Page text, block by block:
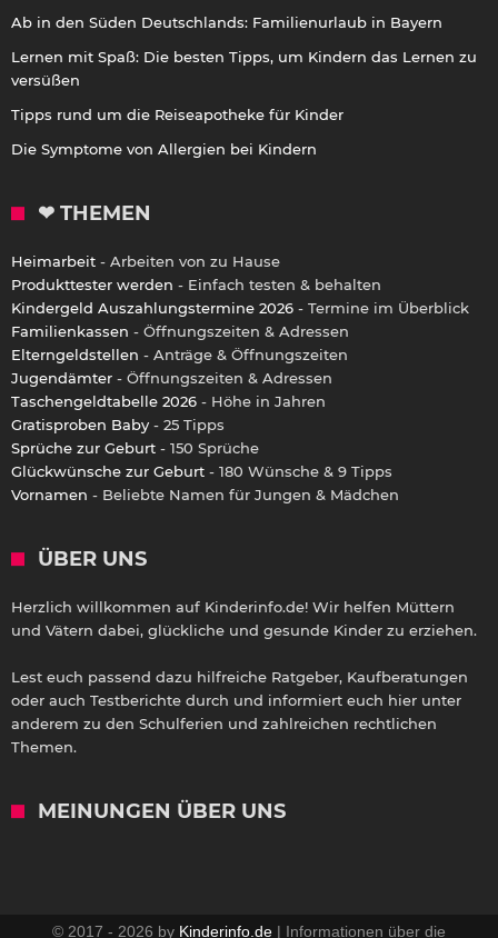
Ab in den Süden Deutschlands: Familienurlaub in Bayern
Lernen mit Spaß: Die besten Tipps, um Kindern das Lernen zu
versüßen
Tipps rund um die Reiseapotheke für Kinder
Die Symptome von Allergien bei Kindern
❤ THEMEN
Heimarbeit - Arbeiten von zu Hause
Produkttester werden - Einfach testen & behalten
Kindergeld Auszahlungstermine 2026 - Termine im Überblick
Familienkassen - Öffnungszeiten & Adressen
Elterngeldstellen - Anträge & Öffnungszeiten
Jugendämter - Öffnungszeiten & Adressen
Taschengeldtabelle 2026 - Höhe in Jahren
Gratisproben Baby - 25 Tipps
Sprüche zur Geburt - 150 Sprüche
Glückwünsche zur Geburt - 180 Wünsche & 9 Tipps
Vornamen - Beliebte Namen für Jungen & Mädchen
ÜBER UNS
Herzlich willkommen auf Kinderinfo.de! Wir helfen Müttern
und Vätern dabei, glückliche und gesunde Kinder zu erziehen.
Lest euch passend dazu hilfreiche Ratgeber, Kaufberatungen
oder auch Testberichte durch und informiert euch hier unter
anderem zu den Schulferien und zahlreichen rechtlichen
Themen.
MEINUNGEN ÜBER UNS
© 2017 - 2026 by Kinderinfo.de | Informationen über die